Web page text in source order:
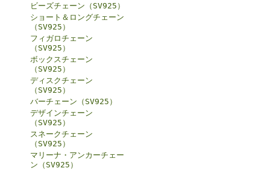
ビーズチェーン（SV925）
ショート＆ロングチェーン
（SV925）
フィガロチェーン
（SV925）
ボックスチェーン
（SV925）
ディスクチェーン
（SV925）
バーチェーン（SV925）
デザインチェーン
（SV925）
スネークチェーン
（SV925）
マリーナ・アンカーチェー
ン（SV925）